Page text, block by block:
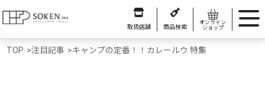
取扱店舗 商品検索
オンライン
ショップ
TOP >注目記事 >キャンプの定番！！カレールウ 特集